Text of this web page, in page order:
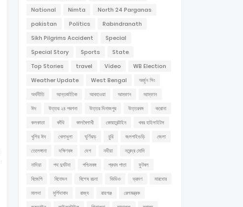
National
Nimta
North 24 Parganas
pakistan
Politics
Rabindranath
Sikh Pilgrims Accident
Special
Special Story
Sports
State
Top Stories
travel Video
WB Election
Weather Update
West Bengal
অর্জুন সিং
অর্থনীতি
আন্তর্জাতিক আবহাওয়া আমফান
আম্ফান
ঈদ
উত্তর ২৪ পরগনা উত্তর দিনাজপুর উত্তরবঙ্গ
করোনা
কলকাতা
কাঁথি কালবৈশাখী কোয়ারেন্টাইন
খবর হাইলাইটস
খুশির ঈদ
খেলাধুলা ঘূর্ণিঝড় চুরি জলপাইগুড়ি
জেলা
তেলেঙ্গানা
দক্ষিণবঙ্গ দেশ নদীয়া
নরেন্দ্র মোদি
নাদিয়া
পথ দুর্ঘটনা পশ্চিমবঙ্গ প্রথম পাতা
ফুটবল
বিজেপি
বিনোদন বিশেষ রচনা ভিডিও ভ্রমণ
মারধোর
মালদা
মুর্শিদাবাদ রাজ্য রায়গঞ্জ
রেলমন্ত্রক